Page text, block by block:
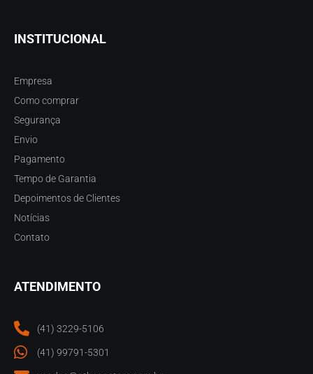
INSTITUCIONAL
Empresa
Como comprar
Segurança
Envio
Pagamento
Tempo de Garantia
Depoimentos de Clientes
Notícias
Contato
ATENDIMENTO
(41) 3229-5106
(41) 99791-5301